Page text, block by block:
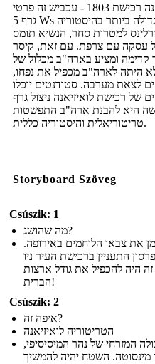
ההתפשטות הטריטוריאלית ארה"ב - לואיזיאנה רכישת 1803 - עכביש זה פרטי
גרף 5 Ws של רכישת לואיזיאנה, את רכישת הקרקע הגדולה ביותר בהיסטוריה
למטרות סחר, הנשיא תומס
על עסקה עם צרפת. עם זאת, קיסר
קדימה ומציע בארה"ב מכלול של
לא היתה לארה"ב מכפיל את נפחו,
לצאת מערבה. סטודנטים יוכלו
של רכישת לואיזיאנה ניצול גרף
היא להבנת ארה"ב התפשטות
טריטוריאלית והיסטוריה כללית.
Storyboard Szöveg
Csúszik: 1
מה שהושג?
את צבאו הלוחמים באירופה.
התעניין ברכישת העיר ניו
היה להכפיל את גודל ארצות
הברית!
Csúszik: 2
איפה זה?
הטריטוריה לואיזיאנה
המזרחי של נהר המיסיסיפי,
מינסוטה. השטח יהיה להמשיך